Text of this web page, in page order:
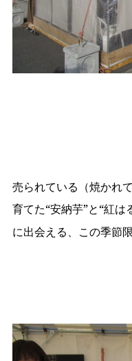
売られている（焼かれ
育てた“安納芋”と“紅は
に出会える、この季節